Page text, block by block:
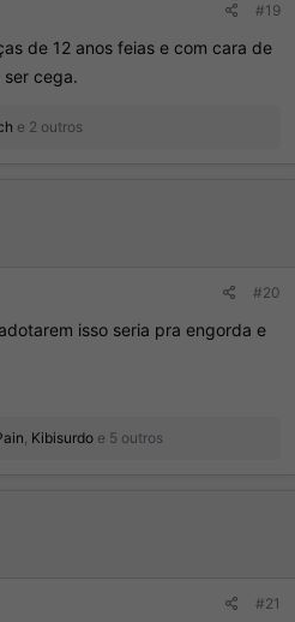
#19
de 12 anos feias e com cara de
ser cega.
e 2 outros
#20
isso seria pra engorda e
, Kibisurdo e 5 outros
#21